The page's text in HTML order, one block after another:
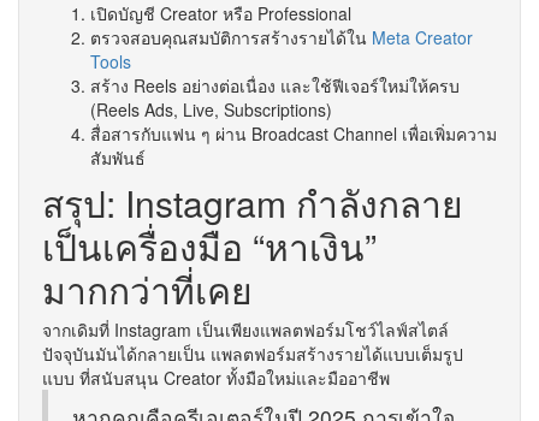
เปิดบัญชี Creator หรือ Professional
ตรวจสอบคุณสมบัติการสร้างรายได้ใน Meta Creator
Tools
สร้าง Reels อย่างต่อเนื่อง และใช้ฟีเจอร์ใหม่ให้ครบ
(Reels Ads, Live, Subscriptions)
สื่อสารกับแฟน ๆ ผ่าน Broadcast Channel เพื่อเพิ่มความ
สัมพันธ์
สรุป: Instagram กำลังกลาย
เป็นเครื่องมือ “หาเงิน”
มากกว่าที่เคย
จากเดิมที่ Instagram เป็นเพียงแพลตฟอร์มโชว์ไลฟ์สไตล์
ปัจจุบันมันได้กลายเป็น แพลตฟอร์มสร้างรายได้แบบเต็มรูป
แบบ ที่สนับสนุน Creator ทั้งมือใหม่และมืออาชีพ